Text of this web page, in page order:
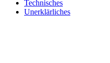
Technisches
Unerklärliches